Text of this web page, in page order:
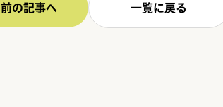
前の記事へ 一覧に戻る